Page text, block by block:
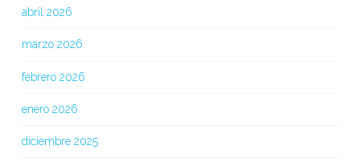
abril 2026
marzo 2026
febrero 2026
enero 2026
diciembre 2025